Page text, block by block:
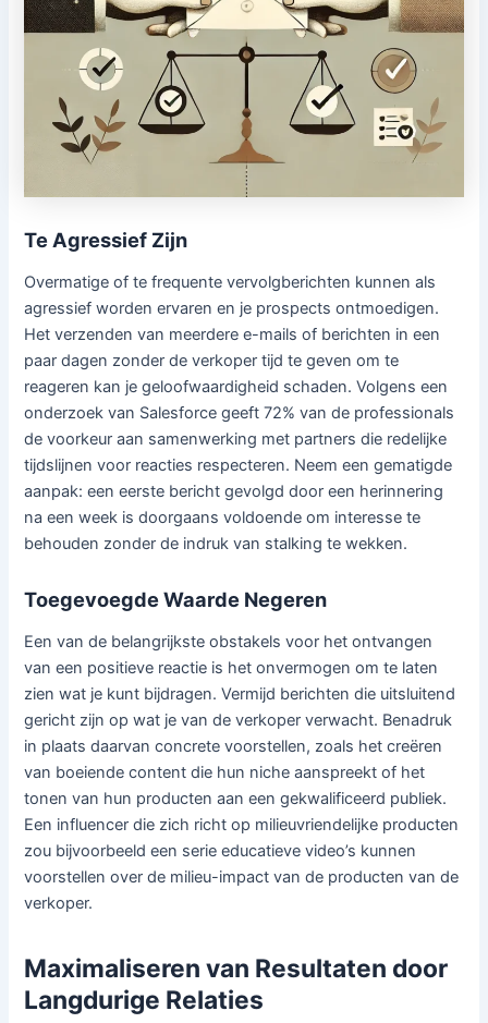
Te Agressief Zijn
Overmatige of te frequente vervolgberichten kunnen als
agressief worden ervaren en je prospects ontmoedigen.
Het verzenden van meerdere e-mails of berichten in een
paar dagen zonder de verkoper tijd te geven om te
reageren kan je geloofwaardigheid schaden. Volgens een
onderzoek van Salesforce geeft 72% van de professionals
de voorkeur aan samenwerking met partners die redelijke
tijdslijnen voor reacties respecteren. Neem een gematigde
aanpak: een eerste bericht gevolgd door een herinnering
na een week is doorgaans voldoende om interesse te
behouden zonder de indruk van stalking te wekken.
Toegevoegde Waarde Negeren
Een van de belangrijkste obstakels voor het ontvangen
van een positieve reactie is het onvermogen om te laten
zien wat je kunt bijdragen. Vermijd berichten die uitsluitend
gericht zijn op wat je van de verkoper verwacht. Benadruk
in plaats daarvan concrete voorstellen, zoals het creëren
van boeiende content die hun niche aanspreekt of het
tonen van hun producten aan een gekwalificeerd publiek.
Een influencer die zich richt op milieuvriendelijke producten
zou bijvoorbeeld een serie educatieve video’s kunnen
voorstellen over de milieu-impact van de producten van de
verkoper.
Maximaliseren van Resultaten door
Langdurige Relaties